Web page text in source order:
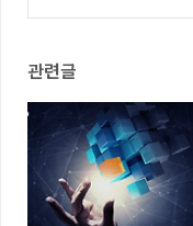
관련글